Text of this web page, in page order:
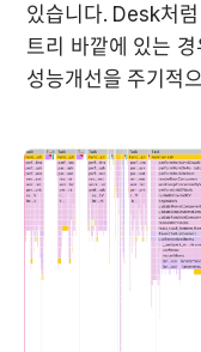
있습니다. Desk처
트리 바깥에 있는
성능개선을 주기적